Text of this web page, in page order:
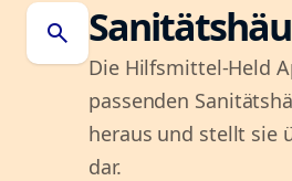
search
Die Hilfsmittel-Held
passenden
heraus und stellt sie
dar.